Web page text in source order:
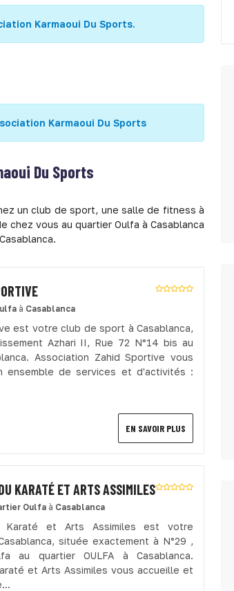
Karmaoui Du Sports.
Karmaoui Du Sports
Du Sports
un club de sport, une salle de fitness à
chez vous au quartier Oulfa à Casablanca
à Casablanca
est votre club de sport à Casablanca,
Azhari II, Rue 72 N°14 bis au
Association Zahid Sportive vous
ensemble de services et d'activités :
EN SAVOIR PLUS
KARATÉ ET ARTS ASSIMILES
Oulfa à Casablanca
Karaté et Arts Assimiles est votre
située exactement à N°29 ,
au quartier OULFA à Casablanca.
et Arts Assimiles vous accueille et